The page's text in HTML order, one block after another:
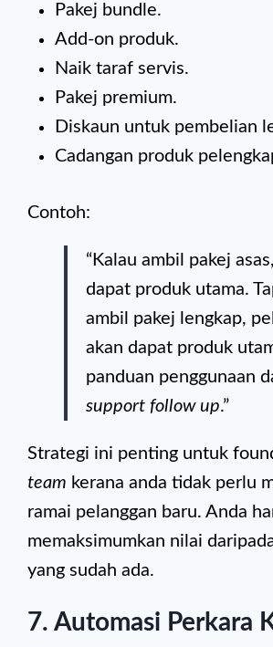
Pakej bundle.
Add-on produk.
Naik taraf servis.
Pakej premium.
Diskaun untuk pembelian
Cadangan produk
Contoh:
“Kalau ambil pakej
dapat produk utama.
ambil pakej lengkap,
akan dapat produk
panduan penggunaan
support follow up.”
Strategi ini penting untuk
team kerana anda tidak perlu
ramai pelanggan baru. Anda
memaksimumkan nilai
yang sudah ada.
7. Automasi Perkara